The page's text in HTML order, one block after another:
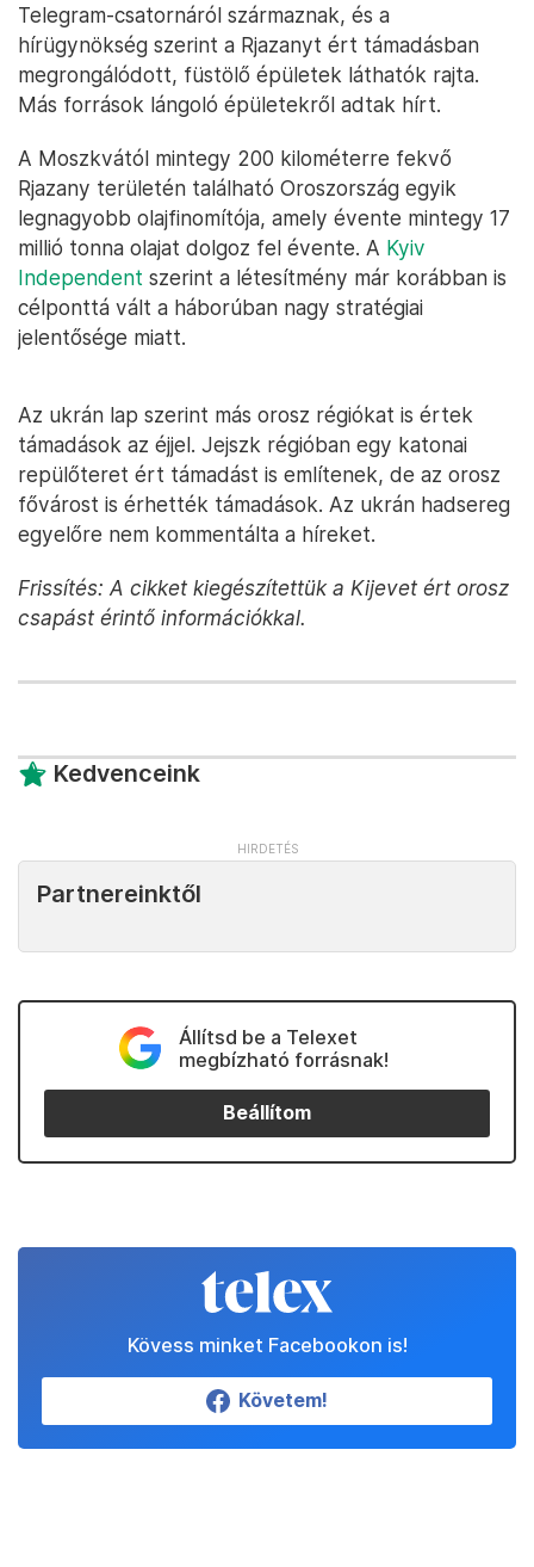
Telegram-csatornáról származnak, és a
hírügynökség szerint a Rjazanyt ért támadásban
megrongálódott, füstölő épületek láthatók rajta.
Más források lángoló épületekről adtak hírt.
A Moszkvától mintegy 200 kilométerre fekvő
Rjazany területén található Oroszország egyik
legnagyobb olajfinomítója, amely évente mintegy 17
millió tonna olajat dolgoz fel évente. A Kyiv
Independent szerint a létesítmény már korábban is
célponttá vált a háborúban nagy stratégiai
jelentősége miatt.
Az ukrán lap szerint más orosz régiókat is értek
támadások az éjjel. Jejszk régióban egy katonai
repülőteret ért támadást is említenek, de az orosz
fővárost is érhették támadások. Az ukrán hadsereg
egyelőre nem kommentálta a híreket.
Frissítés: A cikket kiegészítettük a Kijevet ért orosz
csapást érintő információkkal.
Kedvenceink
Partnereinktől
Állítsd be a Telexet
megbízható forrásnak!
Beállítom
Kövess minket Facebookon is!
Követem!